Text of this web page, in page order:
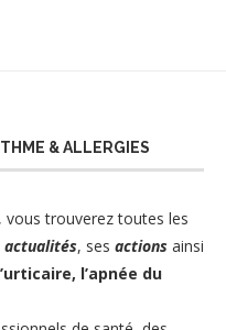
& ALLERGIES
, vous trouverez toutes les
actualités, ses actions ainsi
, l’apnée du